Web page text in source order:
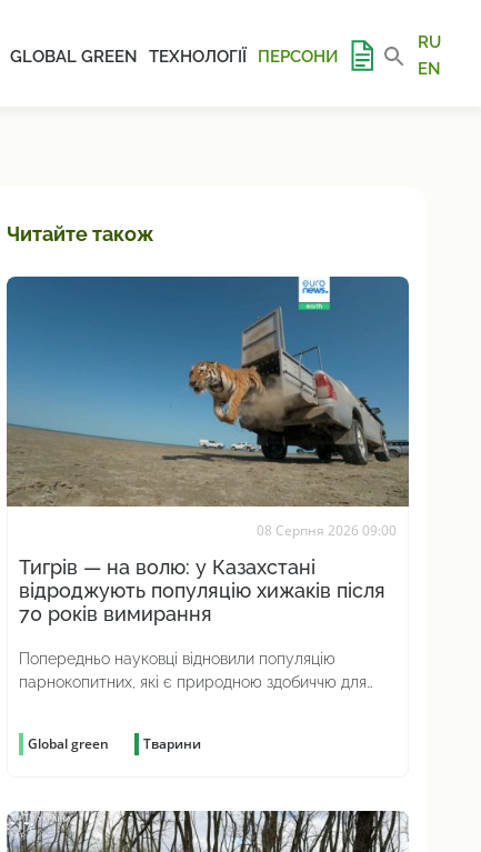
GLOBAL GREEN ТЕХНОЛОГІЇ ПЕРСОНИ
RU
EN
Читайте також
08 Серпня 2026 09:00
Тигрів — на волю: у Казахстані
відроджують популяцію хижаків після
70 років вимирання
Попередньо науковці відновили популяцію
парнокопитних, які є природною здобиччю для
Global green Тварини